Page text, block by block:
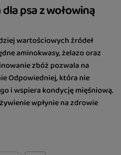
psa z wołowiną
wartościowych źródeł
aminokwasy, żelazo oraz
zbóż pozwala na
Odpowiedniej, która nie
i wspiera kondycję mięśniową.
wpłynie na zdrowie